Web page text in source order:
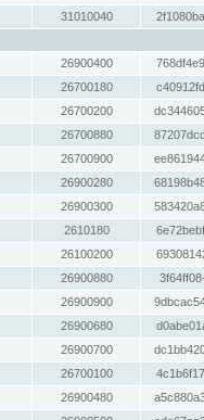
31010040
26900400
26700180
26700200
26700880
26700900
26900280
26900300
2610180
26100200
26900880
26900900
26900680
26900700
26700100
26900480